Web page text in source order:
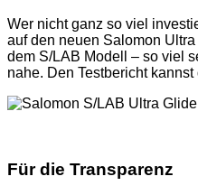
Wer nicht ganz so viel
auf den neuen Salomon
dem S/LAB Modell – so viel
nahe. Den Testbericht kannst
Für die Transparenz